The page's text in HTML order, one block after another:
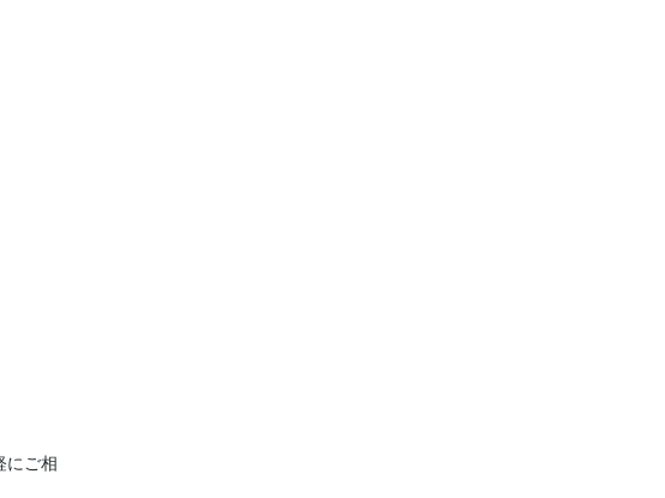
にご相